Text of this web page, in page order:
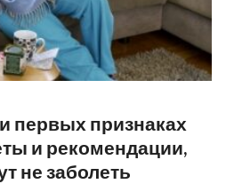
первых признаках
и рекомендации,
не заболеть